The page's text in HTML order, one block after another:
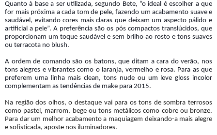
Quanto à base a ser utilizada, segundo Bete, “o ideal é escolher a que
for mais próxima a cada tom de pele, fazendo um acabamento suave e
saudável, evitando cores mais claras que deixam um aspecto pálido e
artificial a pele”. A preferência são os pós compactos translúcidos, que
proporcionam um toque saudável e sem brilho ao rosto e tons suaves
ou terracota no blush.
A ordem de comando são os batons, que ditam a cara do verão, nos
tons alegres e vibrantes como o laranja, vermelho e rosa. Para as que
preferem uma linha mais clean, tons nude ou um leve gloss incolor
complementam as tendências de make para 2015.
Na região dos olhos, o destaque vai para os tons de sombra terrosos
como pastel, marrom, bege ou tons metálicos como cobre ou bronze.
Para dar um melhor acabamento a maquiagem deixando-a mais alegre
e sofisticada, aposte nos iluminadores.